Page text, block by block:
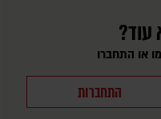
עוד?
או התחברו
התחברות